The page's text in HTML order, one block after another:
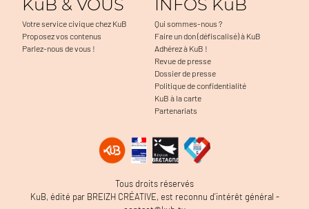
KuB & VOUS
Votre service civique chez KuB
Proposez vos contenus
Parlez-nous de vous !
INFOS KuB
Qui sommes-nous ?
Faire un don (défiscalisé) à KuB
Adhérez à KuB !
Revue de presse
Dossier de presse
Politique de confidentialité
KuB à la carte
Partenariats
Tous droits réservés
KuB, édité par BREIZH CRÉATIVE, est reconnu d’intérêt général -
C'est OK pour vous ?